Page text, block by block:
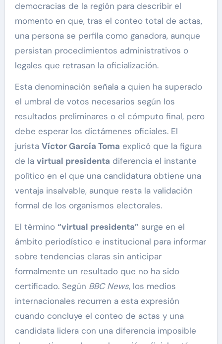
democracias de la región para describir el
momento en que, tras el conteo total de actas,
una persona se perfila como ganadora, aunque
persistan procedimientos administrativos o
legales que retrasan la oficialización.
Esta denominación señala a quien ha superado
el umbral de votos necesarios según los
resultados preliminares o el cómputo final, pero
debe esperar los dictámenes oficiales. El
jurista Víctor García Toma explicó que la figura
de la virtual presidenta diferencia el instante
político en el que una candidatura obtiene una
ventaja insalvable, aunque resta la validación
formal de los organismos electorales.
El término “virtual presidenta” surge en el
ámbito periodístico e institucional para informar
sobre tendencias claras sin anticipar
formalmente un resultado que no ha sido
certificado. Según BBC News, los medios
internacionales recurren a esta expresión
cuando concluye el conteo de actas y una
candidata lidera con una diferencia imposible